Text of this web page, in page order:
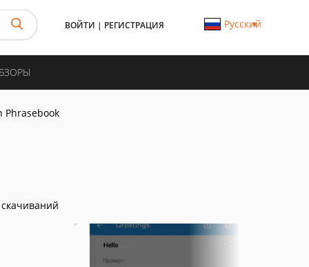
ВОЙТИ | РЕГИСТРАЦИЯ Русский
Phrasebook